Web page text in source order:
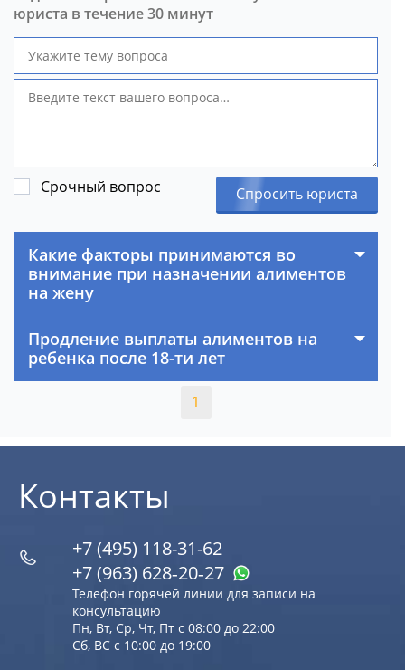
юриста в течение 30 минут
Срочный вопрос Спросить юриста
Какие факторы принимаются во
внимание при назначении алиментов
на жену
Продление выплаты алиментов на
ребенка после 18-ти лет
1
Контакты
+7 (495) 118-31-62
+7 (963) 628‑20‑27
Телефон горячей линии для записи на
консультацию
Пн, Вт, Ср, Чт, Пт с 08:00 до 22:00
Сб, ВС с 10:00 до 19:00